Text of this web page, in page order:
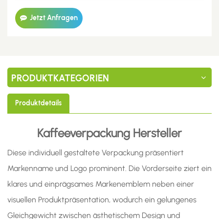
Jetzt Anfragen
PRODUKTKATEGORIEN
Produktdetails
Kaffeeverpackung Hersteller
Diese individuell gestaltete Verpackung präsentiert
Markenname und Logo prominent. Die Vorderseite ziert ein
klares und einprägsames Markenemblem neben einer
visuellen Produktpräsentation, wodurch ein gelungenes
Gleichgewicht zwischen ästhetischem Design und